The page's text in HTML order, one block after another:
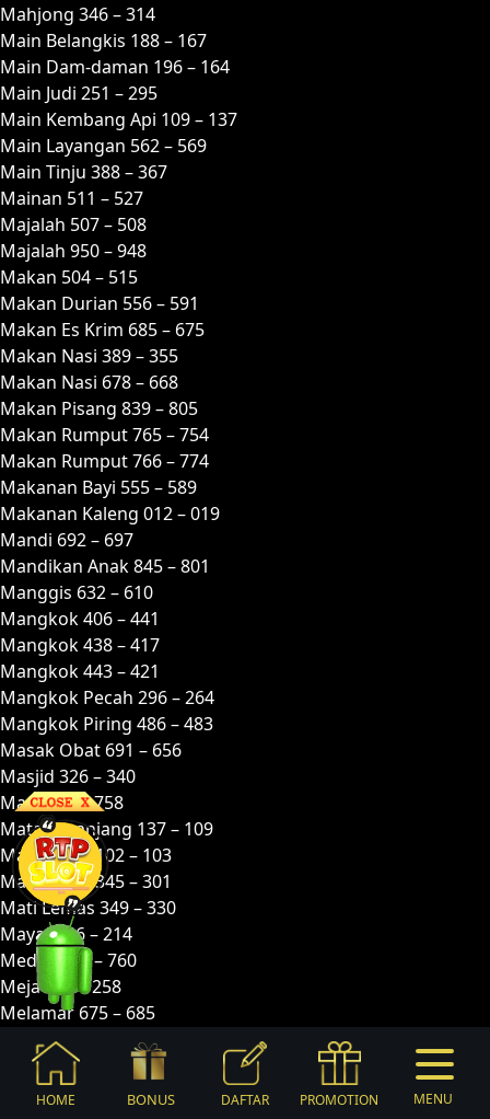
Mahjong 346 – 314
Main Belangkis 188 – 167
Main Dam-daman 196 – 164
Main Judi 251 – 295
Main Kembang Api 109 – 137
Main Layangan 562 – 569
Main Tinju 388 – 367
Mainan 511 – 527
Majalah 507 – 508
Majalah 950 – 948
Makan 504 – 515
Makan Durian 556 – 591
Makan Es Krim 685 – 675
Makan Nasi 389 – 355
Makan Nasi 678 – 668
Makan Pisang 839 – 805
Makan Rumput 765 – 754
Makan Rumput 766 – 774
Makanan Bayi 555 – 589
Makanan Kaleng 012 – 019
Mandi 692 – 697
Mandikan Anak 845 – 801
Manggis 632 – 610
Mangkok 406 – 441
Mangkok 438 – 417
Mangkok 443 – 421
Mangkok Pecah 296 – 264
Mangkok Piring 486 – 483
Masak Obat 691 – 656
Masjid 326 – 340
Mata 757 – 758
Mata Keranjang 137 – 109
Mata-mata 102 – 103
Mata-mata 345 – 301
Mati Lemas 349 – 330
Mayat 246 – 214
Medali 782 – 760
Meja 257 – 258
Melamar 675 – 685
Memasak 335 – 325
Membajak 488 – 467
Membawa Getah 021 – 043
HOME BONUS DAFTAR PROMOTION MENU